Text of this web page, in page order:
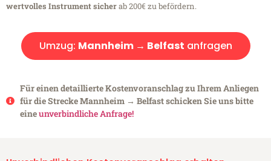
wertvolles Instrument sicherab 200€ zu befördern.
Umzug: Mannheim → Belfast anfragen
Für einen detaillierte Kostenvoranschlag zu Ihrem Anliegen
für die Strecke Mannheim → Belfast schicken Sie uns bitte
eineunverbindliche Anfrage!